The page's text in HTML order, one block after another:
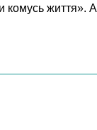
комусь життя».